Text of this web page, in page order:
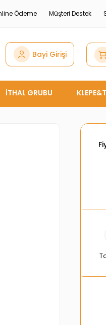
Ödeme Müşteri Destek
Bayi Girişi
İTHAL GRUBU